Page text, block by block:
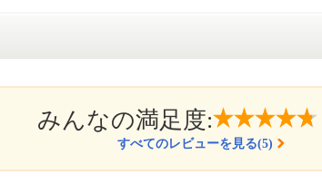
みんなの満足度:
すべてのレビューを見る(5)